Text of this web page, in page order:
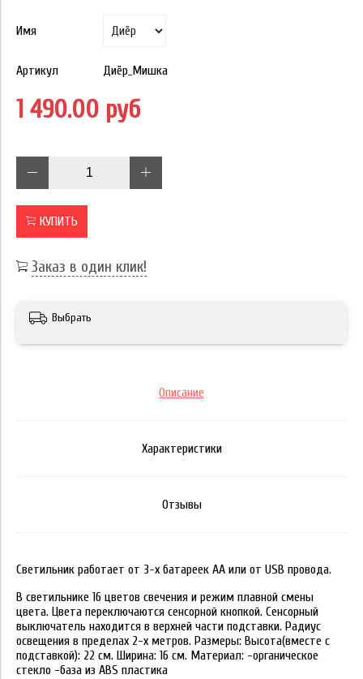
Имя
Артикул Диёр_Мишка
1 490.00 руб
КУПИТЬ
Заказ в один клик!
Выбрать
Описание
Характеристики
Отзывы
Светильник работает от 3-х батареек АА или от USB провода.
В светильнике 16 цветов свечения и режим плавной смены
цвета. Цвета переключаются сенсорной кнопкой. Сенсорный
выключатель находится в верхней части подставки. Радиус
освещения в пределах 2-х метров. Размеры: Высота(вместе с
подставкой): 22 см. Ширина: 16 см. Материал: -органическое
стекло -база из ABS пластика